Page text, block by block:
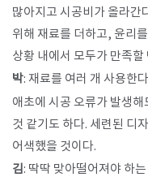
많아지고 시공비가 올라간
위해 재료를 더하고, 윤리
상황 내에서 모두가 만족
박: 재료를 여러 개 사용한
애초에 시공 오류가 발생
것 같기도 하다. 세련된 디
어색했을 것이다.
김: 딱딱 맞아떨어져야 하